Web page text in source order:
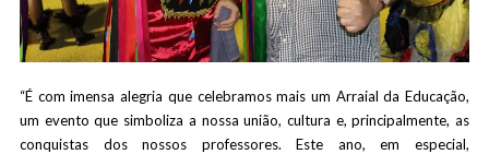
“É com imensa alegria que celebramos mais um Arraial da Educação,
um evento que simboliza a nossa união, cultura e, principalmente, as
conquistas dos nossos professores. Este ano, em especial,